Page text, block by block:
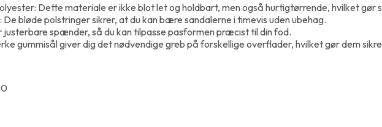
Dette materiale er ikke blot let og holdbart, men også hurtigtørrende, hvilket
bløde polstringer sikrer, at du kan bære sandalerne i timevis uden ubehag.
spænder, så du kan tilpasse pasformen præcist til din fod.
gummisål giver dig det nødvendige greb på forskellige overflader, hvilket gør dem